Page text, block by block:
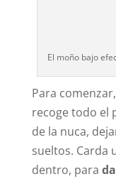
El moño bajo
Para
recoge todo el
de la nuca,
sueltos. Carda
dentro, para